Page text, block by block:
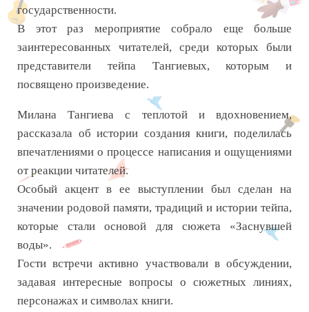
государственности.
В этот раз мероприятие собрало еще больше
заинтересованных читателей, среди которых были
представители тейпа Тангиевых, которым и
посвящено произведение.
Милана Тангиева с теплотой и вдохновением,
рассказала об истории создания книги, поделилась
впечатлениями о процессе написания и ощущениями
от реакции читателей.
Особый акцент в ее выступлении был сделан на
значении родовой памяти, традиций и истории тейпа,
которые стали основой для сюжета «Заснувшей
воды».
Гости встречи активно участвовали в обсуждении,
задавая интересные вопросы о сюжетных линиях,
персонажах и символах книги.